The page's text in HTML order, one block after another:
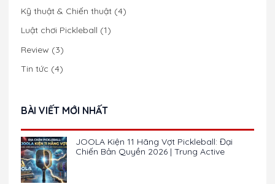
Kỹ thuật & Chiến thuật(4)
Luật chơi Pickleball (1)
Review (3)
Tin tức (4)
BÀI VIẾT MỚI NHẤT
JOOLA Kiện 11 Hãng Vợt Pickleball: Đại
Chiến Bản Quyền 2026 | Trung Active